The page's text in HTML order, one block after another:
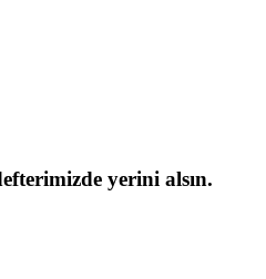
yerini alsın.